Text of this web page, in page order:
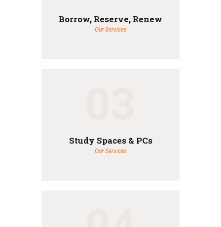
Borrow, Reserve, Renew
Our Services
Study Spaces & PCs
Our Services